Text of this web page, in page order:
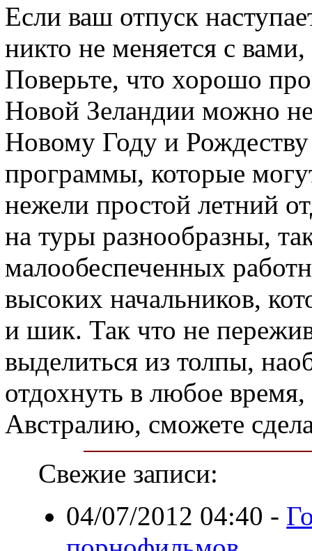
Если ваш отпуск
никто не меняется с вами,
Поверьте, что хорошо
Новой Зеландии можно
Новому Году и
программы, которые
нежели простой летний
на туры разнообразны,
малообеспеченных
высоких начальников,
и шик. Так что не
выделиться из толпы,
отдохнуть в любое
Австралию, сможете
Свежие записи:
04/07/2012 04:40 -